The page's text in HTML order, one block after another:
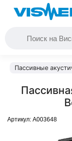
Пассивные
Артикул: A003648